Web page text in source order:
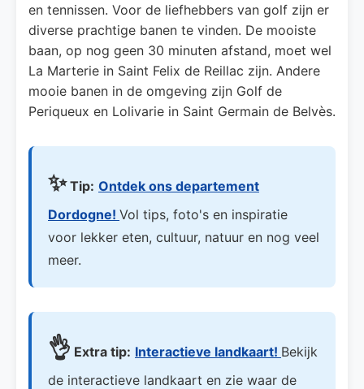
en tennissen. Voor de liefhebbers van golf zijn er
diverse prachtige banen te vinden. De mooiste
baan, op nog geen 30 minuten afstand, moet wel
La Marterie in Saint Felix de Reillac zijn. Andere
mooie banen in de omgeving zijn Golf de
Periqueux en Lolivarie in Saint Germain de Belvès.
✨Tip: Ontdek ons departement
Dordogne! Vol tips, foto's en inspiratie
voor lekker eten, cultuur, natuur en nog veel
meer.
👌 Extra tip: Interactieve landkaart! Bekijk
de interactieve landkaart en zie waar de